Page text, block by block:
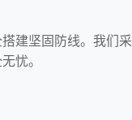
建坚固防线。我们采
忧。